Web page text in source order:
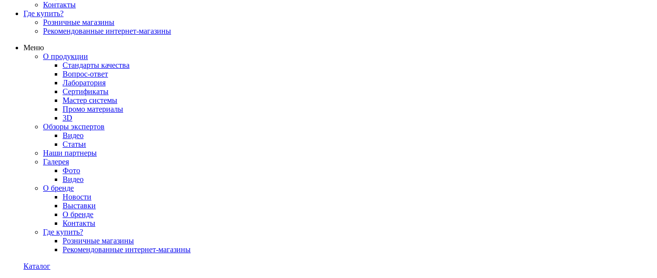
Контакты
Где купить?
Розничные магазины
Рекомендованные интернет-магазины
Меню
О продукции
Стандарты качества
Вопрос-ответ
Лаборатория
Сертификаты
Мастер системы
Промо материалы
3D
Обзоры экспертов
Видео
Статьи
Наши партнеры
Галерея
Фото
Видео
О бренде
Новости
Выставки
О бренде
Контакты
Где купить?
Розничные магазины
Рекомендованные интернет-магазины
Каталог